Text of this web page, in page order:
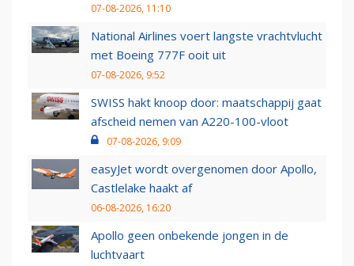
07-08-2026, 11:10
National Airlines voert langste vrachtvlucht
met Boeing 777F ooit uit
07-08-2026, 9:52
SWISS hakt knoop door: maatschappij gaat
afscheid nemen van A220-100-vloot
07-08-2026, 9:09
easyJet wordt overgenomen door Apollo,
Castlelake haakt af
06-08-2026, 16:20
Apollo geen onbekende jongen in de
luchtvaart